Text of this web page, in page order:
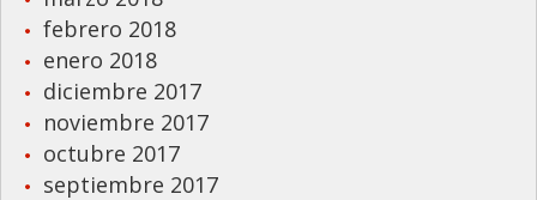
febrero 2018
enero 2018
diciembre 2017
noviembre 2017
octubre 2017
septiembre 2017